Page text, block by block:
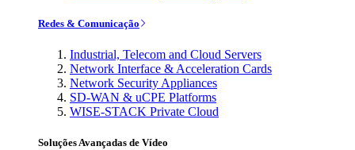
Redes & Comunicação
Industrial, Telecom and Cloud Servers
Network Interface & Acceleration Cards
Network Security Appliances
SD-WAN & uCPE Platforms
WISE-STACK Private Cloud
Soluções Avançadas de Vídeo